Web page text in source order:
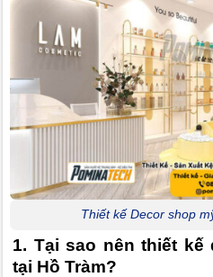
Thiết kế Decor shop
1. Tại sao nên thiết kế
tại Hồ Tràm?